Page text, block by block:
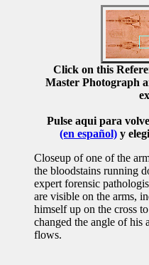
Click on this
Master Photograph
Pulse aqui para
(en español)y
Closeup of one of the
the bloodstains running
expert forensic
are visible on the arms,
himself up on the cross
changed the angle of his
flows.